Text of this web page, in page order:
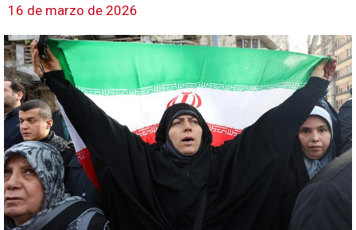
16 de marzo de 2026